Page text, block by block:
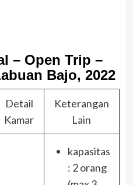
– Open Trip –
Bajo, 2022
Detail
Kamar
Keterangan
Lain
kapasitas
: 2 orang